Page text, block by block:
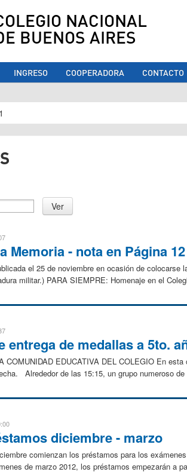
NACIONAL
BUENOS AIRES
INGRESO COOPERADORA CONTACTO
usted aquí
Memoria - nota en Página 12
el 25 de noviembre en ocasión de
militar.) PARA SIEMPRE: Homenaje en el
entrega de medallas a 5to.
COMUNIDAD EDUCATIVA DEL COLEGIO En
Alrededor de las 15:15, un grupo numeroso
diciembre - marzo
comienzan los préstamos para los
de marzo 2012, los préstamos empezarán a